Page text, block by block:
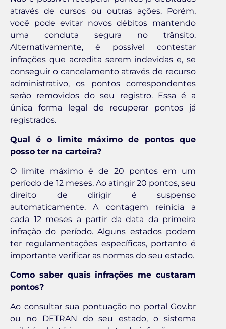
através de cursos ou outras ações. Porém,
você pode evitar novos débitos mantendo
uma conduta segura no trânsito.
Alternativamente, é possível contestar
infrações que acredita serem indevidas e, se
conseguir o cancelamento através de recurso
administrativo, os pontos correspondentes
serão removidos do seu registro. Essa é a
única forma legal de recuperar pontos já
registrados.
Qual é o limite máximo de pontos que
posso ter na carteira?
O limite máximo é de 20 pontos em um
período de 12 meses. Ao atingir 20 pontos, seu
direito de dirigir é suspenso
automaticamente. A contagem reinicia a
cada 12 meses a partir da data da primeira
infração do período. Alguns estados podem
ter regulamentações específicas, portanto é
importante verificar as normas do seu estado.
Como saber quais infrações me custaram
pontos?
Ao consultar sua pontuação no portal Gov.br
ou no DETRAN do seu estado, o sistema